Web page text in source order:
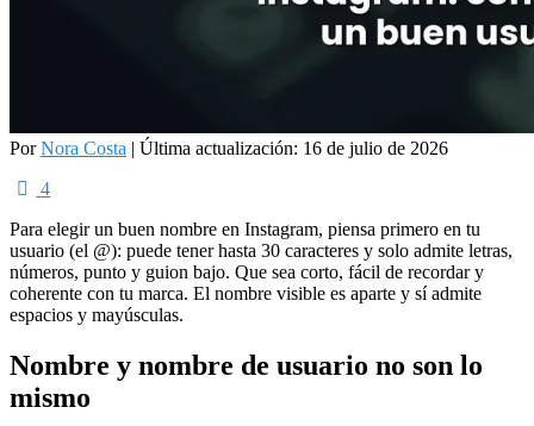
PorNora Costa | Última actualización: 16 de julio de 2026
4
Para elegir un buen nombre en Instagram, piensa primero en tu
usuario (el @): puede tener hasta 30 caracteres y solo admite letras,
números, punto y guion bajo. Que sea corto, fácil de recordar y
coherente con tu marca. El nombre visible es aparte y sí admite
espacios y mayúsculas.
Nombre y nombre de usuario no son lo
mismo